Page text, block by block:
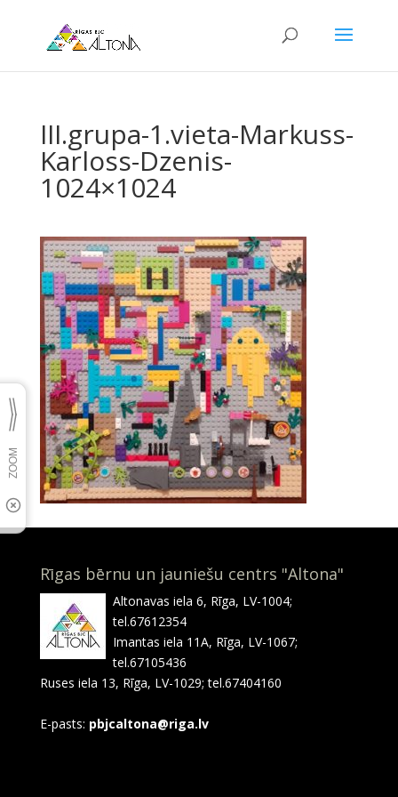
III.grupa-1.vieta-Markuss-
Karloss-Dzenis-
1024×1024
Rīgas bērnu un jauniešu centrs "Altona"
Altonavas iela 6, Rīga, LV-1004;
tel.67612354
Imantas iela 11A, Rīga, LV-1067;
tel.67105436
Ruses iela 13, Rīga, LV-1029; tel.67404160
E-pasts: pbjcaltona@riga.lv